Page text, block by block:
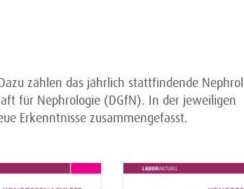
zählen das jährlich stattfindende
für Nephrologie (DGfN). In der jeweiligen
Erkenntnisse zusammengefasst.